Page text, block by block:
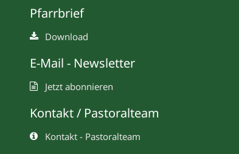
Pfarrbrief
Download
E-Mail - Newsletter
Jetzt abonnieren
Kontakt / Pastoralteam
Kontakt - Pastoralteam